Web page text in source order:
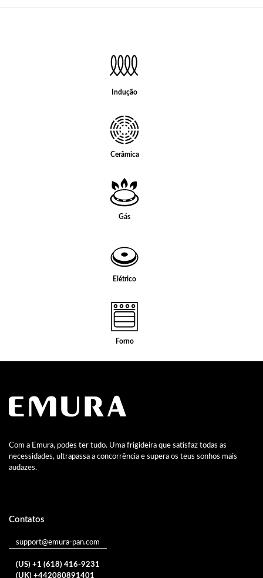
Indução
Cerâmica
Gás
Elétrico
Forno
Com a Emura, podes ter tudo. Uma frigideira que satisfaz todas as
necessidades, ultrapassa a concorrência e supera os teus sonhos mais
audazes.
Contatos
support@emura-pan.com
(US) +1 (618) 416-9231
(UK) +442080891401